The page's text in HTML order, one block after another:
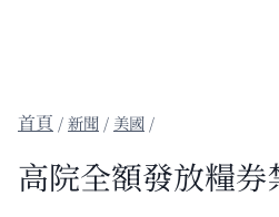
/新聞 / 美國 /
高院全額發放糧